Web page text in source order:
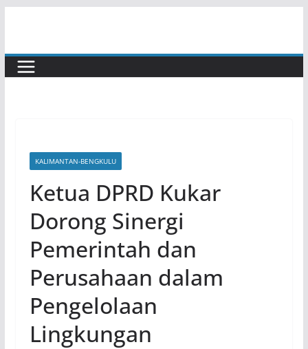
content
KALIMANTAN-BENGKULU
Ketua DPRD Kukar
Dorong Sinergi
Pemerintah dan
Perusahaan dalam
Pengelolaan
Lingkungan